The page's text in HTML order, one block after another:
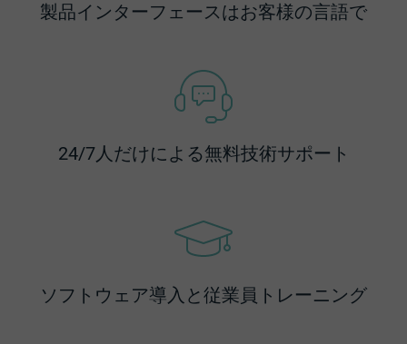
製品インターフェースはお客様の言語で
24/7人だけによる無料技術サポート
ソフトウェア導入と従業員トレーニング